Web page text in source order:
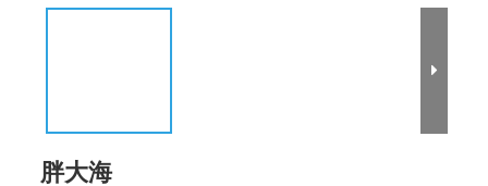
胖大海